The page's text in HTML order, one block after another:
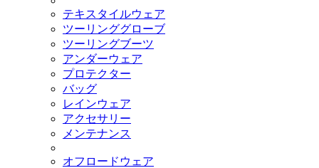
テキスタイルウェア
ツーリンググローブ
ツーリングブーツ
アンダーウェア
プロテクター
バッグ
レインウェア
アクセサリー
メンテナンス
オフロードウェア